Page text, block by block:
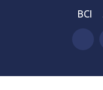
BCI